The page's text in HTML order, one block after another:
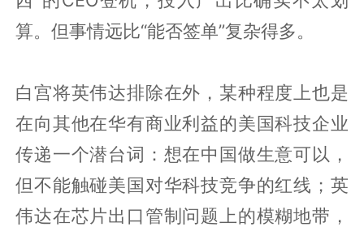
算。但事情远比“能否签单”复杂得多。
白宫将英伟达排除在外，某种程度上也是
在向其他在华有商业利益的美国科技企业
传递一个潜台词：想在中国做生意可以，
但不能触碰美国对华科技竞争的红线；英
伟达在芯片出口管制问题上的模糊地带，